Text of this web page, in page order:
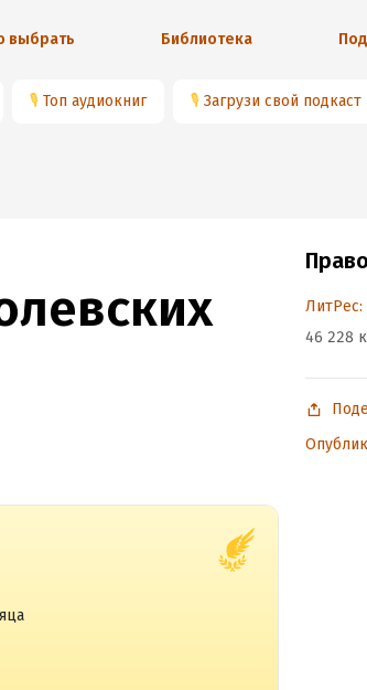
выбрать Библиотека
🎙 Топ аудиокниг 🎙 Загрузи свой подкаст
ЛитРес:
46 228